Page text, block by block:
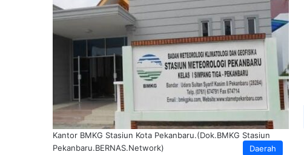
Daerah
Kantor BMKG Stasiun Kota Pekanbaru.(Dok.BMKG Stasiun
Pekanbaru.BERNAS.Network)